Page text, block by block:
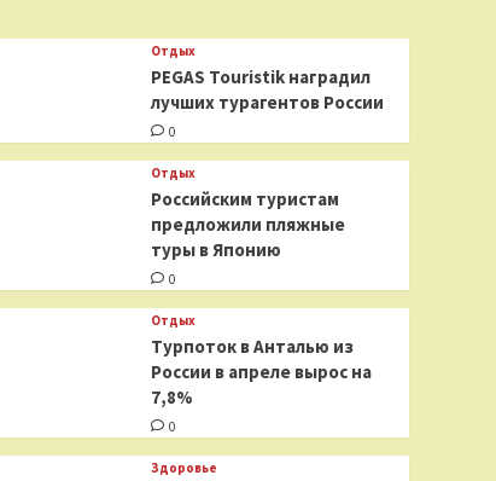
Отдых
PEGAS Touristik наградил
лучших турагентов России
0
Отдых
Российским туристам
предложили пляжные
туры в Японию
0
Отдых
Турпоток в Анталью из
России в апреле вырос на
7,8%
0
Здоровье